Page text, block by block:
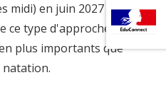
midi) en juin 2027 pour
ce type d'approche
plus importants que
natation.